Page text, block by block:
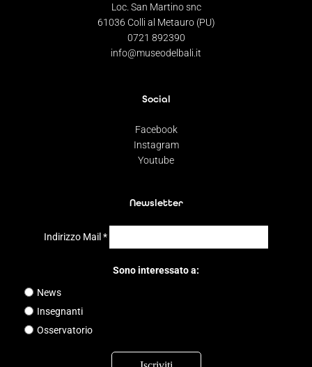
Loc. San Martino snc
61036 Colli al Metauro (PU)
0721 892390
info@museodelbali.it
Social
Facebook
Instagram
Youtube
Newsletter
Indirizzo Mail *
Sono interessato a:
News
Insegnanti
Osservatorio